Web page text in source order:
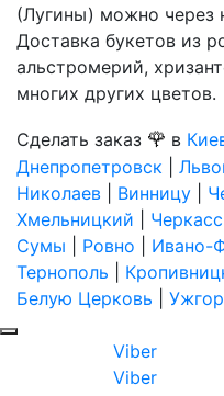
(Лугины) можно через
Доставка букетов из
альстромерий,
многих других цветов.
Сделать заказ 🌹 в
Днепропетровск
Николаев
Винницу
Хмельницкий
Сумы
Ровно Ивано-
Тернополь
Белую Церковь
Viber
Viber